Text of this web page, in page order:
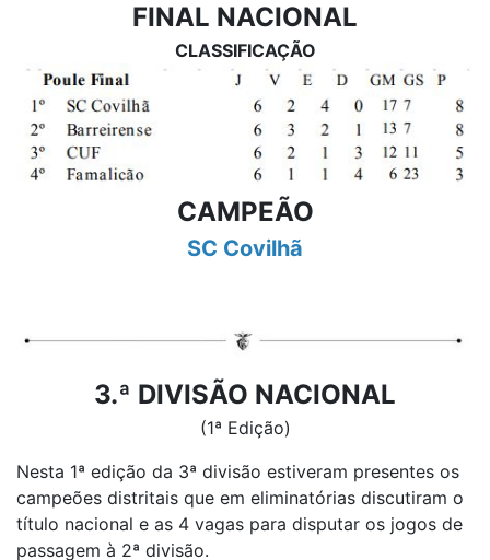
FINAL NACIONAL
CLASSIFICAÇÃO
CAMPEÃO
SC Covilhã
3.ª DIVISÃO NACIONAL
(1ª Edição)
Nesta 1ª edição da 3ª divisão estiveram presentes os
campeões distritais que em eliminatórias discutiram o
título nacional e as 4 vagas para disputar os jogos de
passagem à 2ª divisão.